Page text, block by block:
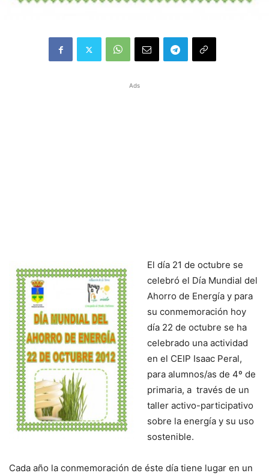
Ads
El día 21 de octubre se
celebró el Día Mundial del
Ahorro de Energía y para
su conmemoración hoy
día 22 de octubre se ha
celebrado una actividad
en el CEIP Isaac Peral,
para alumnos/as de 4º de
primaria, a través de un
taller activo-participativo
sobre la energía y su uso
sostenible.
Cada año la conmemoración de éste día tiene lugar en un